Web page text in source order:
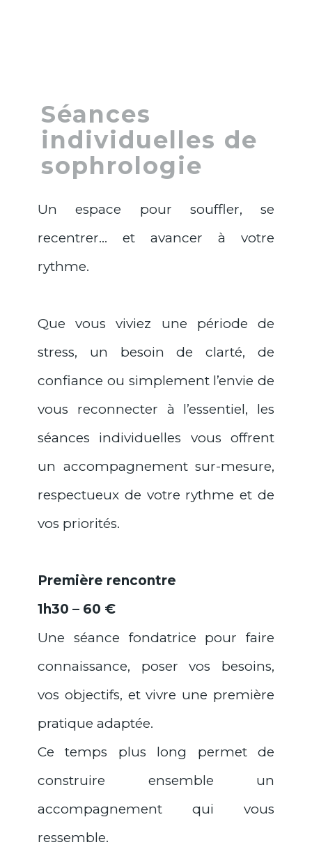
Séances
individuelles de
sophrologie
Un espace pour souffler, se
recentrer… et avancer à votre
rythme.
Que vous viviez une période de
stress, un besoin de clarté, de
confiance ou simplement l’envie de
vous reconnecter à l’essentiel, les
séances individuelles vous offrent
un accompagnement sur-mesure,
respectueux de votre rythme et de
vos priorités.
Première rencontre
1h30 – 60 €
Une séance fondatrice pour faire
connaissance, poser vos besoins,
vos objectifs, et vivre une première
pratique adaptée.
Ce temps plus long permet de
construire ensemble un
accompagnement qui vous
ressemble.